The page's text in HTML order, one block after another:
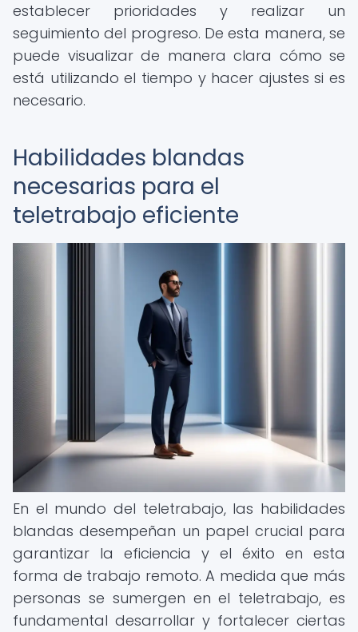
establecer prioridades y realizar un
seguimiento del progreso. De esta manera, se
puede visualizar de manera clara cómo se
está utilizando el tiempo y hacer ajustes si es
necesario.
Habilidades blandas
necesarias para el
teletrabajo eficiente
En el mundo del teletrabajo, las habilidades
blandas desempeñan un papel crucial para
garantizar la eficiencia y el éxito en esta
forma de trabajo remoto. A medida que más
personas se sumergen en el teletrabajo, es
fundamental desarrollar y fortalecer ciertas